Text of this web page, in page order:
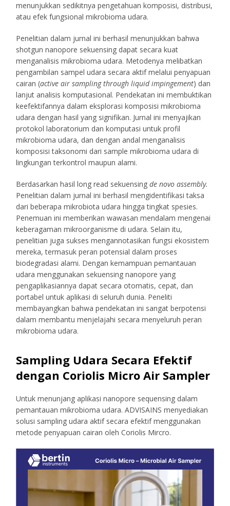
menunjukkan sedikitnya pengetahuan komposisi, distribusi,
atau efek fungsional mikrobioma udara.
Penelitian dalam jurnal ini berhasil menunjukkan bahwa
shotgun nanopore sekuensing dapat secara kuat
menganalisis mikrobioma udara. Metodenya melibatkan
pengambilan sampel udara secara aktif melalui penyapuan
cairan (active air sampling through liquid impingement) dan
lanjut analisis komputasional. Pendekatan ini membuktikan
keefektifannya dalam eksplorasi komposisi mikrobioma
udara dengan hasil yang signifikan. Jurnal ini menyajikan
protokol laboratorium dan komputasi untuk profil
mikrobioma udara, dan dengan andal menganalisis
komposisi taksonomi dari sample mikrobioma udara di
lingkungan terkontrol maupun alami.
Berdasarkan hasil long read sekuensingde novo assembly.
Penelitian dalam jurnal ini berhasil mengidentifikasi taksa
dari beberapa mikrobiota udara hingga tingkat spesies.
Penemuan ini memberikan wawasan mendalam mengenai
keberagaman mikroorganisme di udara. Selain itu,
penelitian juga sukses mengannotasikan fungsi ekosistem
mereka, termasuk peran potensial dalam proses
biodegradasi alami. Dengan kemampuan pemantauan
udara menggunakan sekuensing nanopore yang
pengaplikasiannya dapat secara otomatis, cepat, dan
portabel untuk aplikasi di seluruh dunia. Peneliti
membayangkan bahwa pendekatan ini sangat berpotensi
dalam membantu menjelajahi secara menyeluruh peran
mikrobioma udara.
Sampling Udara Secara Efektif
dengan Coriolis Micro Air Sampler
Untuk menunjang aplikasi nanopore sequensing dalam
pemantauan mikrobioma udara. ADVISAINS menyediakan
solusi sampling udara aktif secara efektif menggunakan
metode penyapuan cairan oleh Coriolis Mircro.